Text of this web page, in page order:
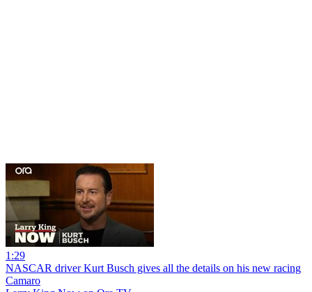
1:29
NASCAR driver Kurt Busch gives all the details on his new racing
Camaro